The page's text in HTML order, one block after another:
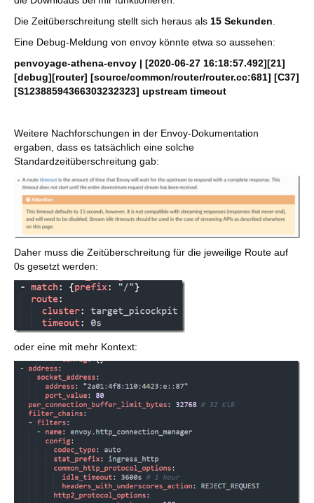
Die Zeitüberschreitung stellt sich heraus als 15 Sekunden
Eine Debug-Meldung von envoy könnte etwa so aussehen:
penvoyage-athena-envoy | [2020-06-27 16:18:57.492][21]
[debug][router] [source/common/router/router.cc:681] [C37]
[S12388594366303232323] upstream timeout
Weitere Nachforschungen in der Envoy-Dokumentation
ergaben, dass es tatsächlich eine solche
Standardzeitüberschreitung gab:
Daher muss die Zeitüberschreitung für die jeweilige Route auf
0s gesetzt werden:
oder eine mit mehr Kontext: